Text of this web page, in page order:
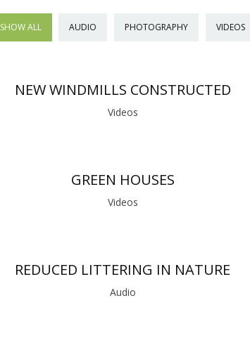
SHOW ALL AUDIO PHOTOGRAPHY VIDEOS
NEW WINDMILLS CONSTRUCTED
Videos
GREEN HOUSES
Videos
REDUCED LITTERING IN NATURE
Audio